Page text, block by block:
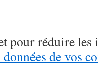
pour réduire les
de vos